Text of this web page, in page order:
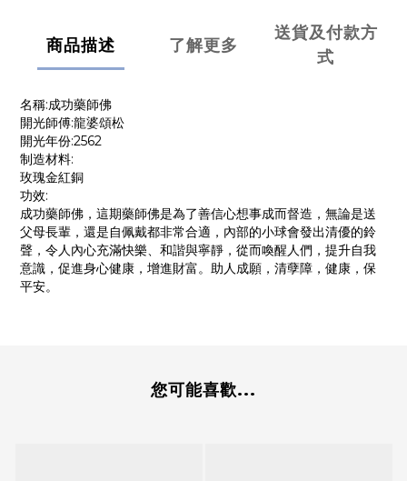
商品描述 了解更多
送貨及付款方
式
名稱:成功藥師佛
開光師傅:龍婆頌松
開光年份:2562
制造材料:
玫瑰金紅銅
功效:
成功藥師佛，這期藥師佛是為了善信心想事成而督造，無論是送
父母長輩，還是自佩戴都非常合適，內部的小球會發出清優的鈴
聲，令人內心充滿快樂、和諧與寧靜，從而喚醒人們，提升自我
意識，促進身心健康，增進財富。助人成願，清孽障，健康，保
平安。
您可能喜歡...